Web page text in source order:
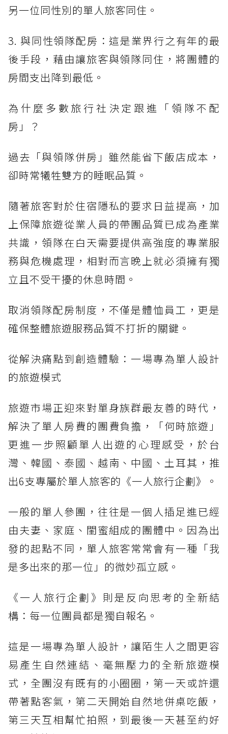
另一位同性別的單人旅客同住。
3. 與同性領隊配房：這是業界行之有年的最
後手段，藉由讓旅客與領隊同住，將團體的
房間支出降到最低。
為什麼多數旅行社決定跟進「領隊不配
房」？
過去「與領隊併房」雖然能省下飯店成本，
卻時常犧牲雙方的睡眠品質。
隨著旅客對於住宿隱私的要求日益提高，加
上保障旅遊從業人員的帶團品質已成為產業
共識，領隊在白天需要提供高強度的專業服
務與危機處理，相對而言晚上就必須擁有獨
立且不受干擾的休息時間。
取消領隊配房制度，不僅是體恤員工，更是
確保整體旅遊服務品質不打折的關鍵。
從解決痛點到創造體驗：一場專為單人設計
的旅遊模式
旅遊市場正迎來對單身族群最友善的時代，
解決了單人房費的團費負擔，「何時旅遊」
更進一步照顧單人出遊的心理感受，於台
灣、韓國、泰國、越南、中國、土耳其，推
出6支專屬於單人旅客的《一人旅行企劃》。
一般的單人參團，往往是一個人插足進已經
由夫妻、家庭、閨蜜組成的團體中。因為出
發的起點不同，單人旅客常常會有一種「我
是多出來的那一位」的微妙孤立感。
《一人旅行企劃》則是反向思考的全新結
構：每一位團員都是獨自報名。
這是一場專為單人設計，讓陌生人之間更容
易產生自然連結、毫無壓力的全新旅遊模
式，全團沒有既有的小圈圈，第一天或許還
帶著點客氣，第二天開始自然地併桌吃飯，
第三天互相幫忙拍照，到最後一天甚至約好